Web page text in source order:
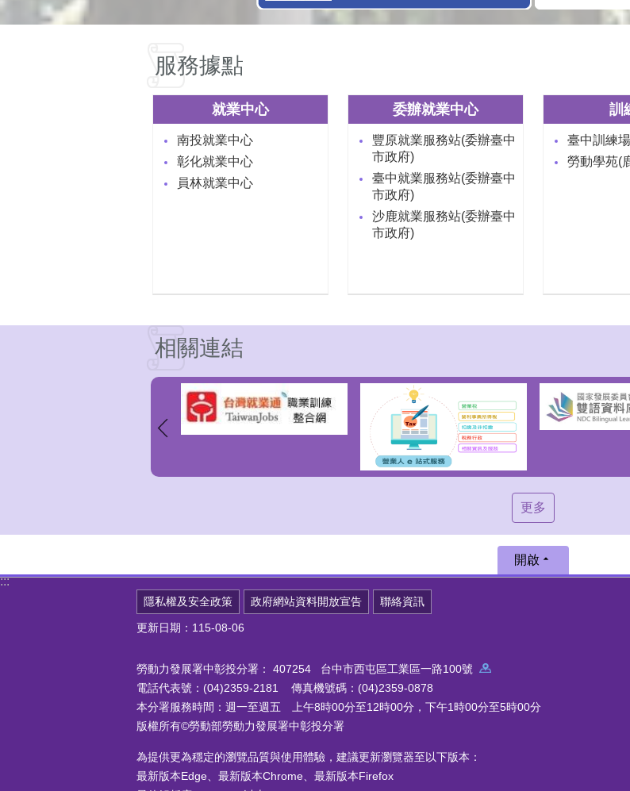
服務據點
就業中心
南投就業中心
彰化就業中心
員林就業中心
委辦就業中心
豐原就業服務站(委辦臺中
市政府)
臺中就業服務站(委辦臺中
市政府)
沙鹿就業服務站(委辦臺中
市政府)
訓
臺中訓練場
勞動學苑(
相關連結
更多
:::
開啟
隱私權及安全政策 政府網站資料開放宣告 聯絡資訊
更新日期：115-08-06
勞動力發展署中彰投分署： 407254 台中市西屯區工業區一路100號
電話代表號：(04)2359-2181 傳真機號碼：(04)2359-0878
本分署服務時間：週一至週五 上午8時00分至12時00分，下午1時00分至5時00分
版權所有©勞動部勞動力發展署中彰投分署
為提供更為穩定的瀏覽品質與使用體驗，建議更新瀏覽器至以下版本：
最新版本Edge、最新版本Chrome、最新版本Firefox